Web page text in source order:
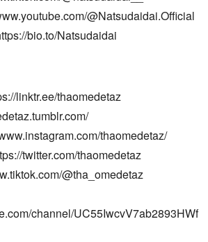
@Natsudaidai.Official
bio.to/Natsudaidai
linktr.ee/thaomedetaz
thaomedetaz/
twitter.com/thaomedetaz
@tha_omedetaz
channel/UC55IwcvV7ab2893HWf